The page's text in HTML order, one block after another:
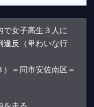
で女子高生３人に
違反（卑わいな行
＝同市安佐南区＝